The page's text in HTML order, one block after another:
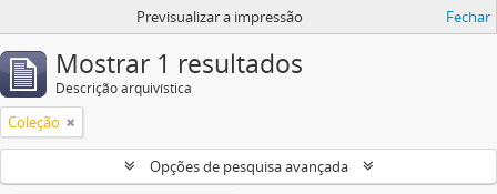
Previsualizar a impressão Fechar
Mostrar 1 resultados
Descrição arquivística
Coleção
Opções de pesquisa avançada